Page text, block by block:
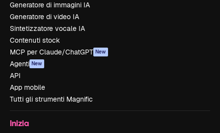
Generatore di immagini IA
Generatore di video IA
Sintetizzatore vocale IA
Contenuti stock
MCP per Claude/ChatGPT New
Agenti New
API
App mobile
Tutti gli strumenti Magnific
Inizia